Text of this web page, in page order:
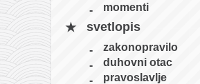
nunchaku
bo
momenti
svetlopis
zakonopravilo
duhovni otac
pravoslavlje